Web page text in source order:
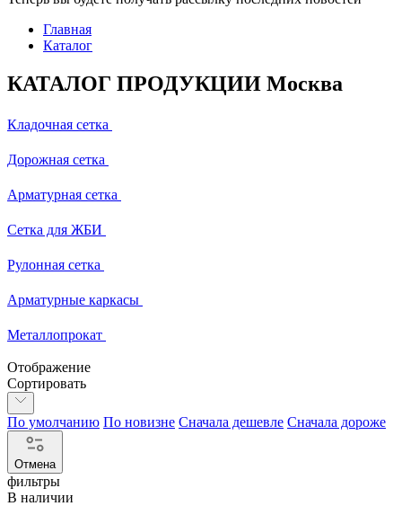
Главная
Каталог
КАТАЛОГ ПРОДУКЦИИ Москва
Кладочная сетка
Дорожная сетка
Арматурная сетка
Сетка для ЖБИ
Рулонная сетка
Арматурные каркасы
Металлопрокат
Отображение
Сортировать
По умолчанию По новизне Сначала дешевле Сначала дороже
Отмена
фильтры
В наличии